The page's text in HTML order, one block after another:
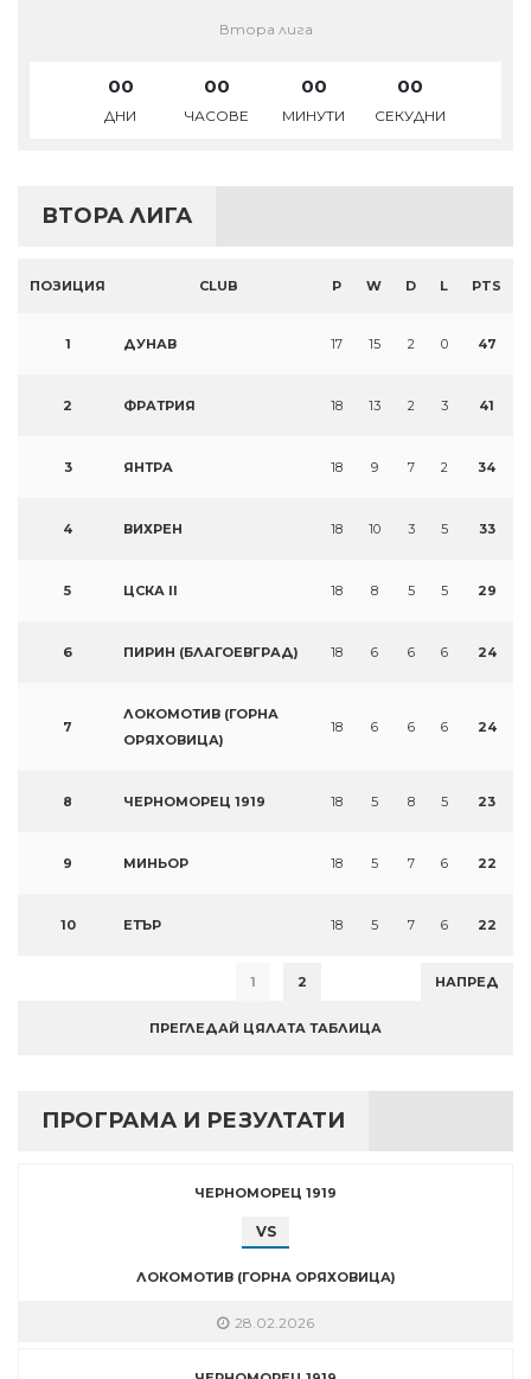
Втора лига
00
ДНИ
00
ЧАСОВЕ
00
МИНУТИ
00
СЕКУДНИ
ВТОРА ЛИГА
ПОЗИЦИЯ CLUB P W D L PTS
1 ДУНАВ 17 15 2 0 47
2 ФРАТРИЯ 18 13 2 3 41
3 ЯНТРА 18 9 7 2 34
4 ВИХРЕН 18 10 3 5 33
5 ЦСКА II 18 8 5 5 29
6 ПИРИН (БЛАГОЕВГРАД) 18 6 6 6 24
7
ЛОКОМОТИВ (ГОРНА
ОРЯХОВИЦА)
18 6 6 6 24
8 ЧЕРНОМОРЕЦ 1919 18 5 8 5 23
9 МИНЬОР 18 5 7 6 22
10 ЕТЪР 18 5 7 6 22
1 2 НАПРЕД
ПРЕГЛЕДАЙ ЦЯЛАТА ТАБЛИЦА
ПРОГРАМА И РЕЗУЛТАТИ
ЧЕРНОМОРЕЦ 1919
VS
ЛОКОМОТИВ (ГОРНА ОРЯХОВИЦА)
28.02.2026